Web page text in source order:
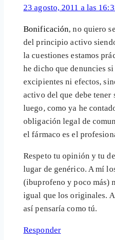
23 agosto, 2011 a las
Bonificación, no quiero
del principio activo
la cuestiones estamos
he dicho que denuncies
excipientes ni efectos,
activo del que debe tener
luego, como ya he
obligación legal de
el fármaco es el
Respeto tu opinión y tu
lugar de genérico. A mí
(ibuprofeno y poco más)
igual que los originales.
así pensaría como tú.
Responder